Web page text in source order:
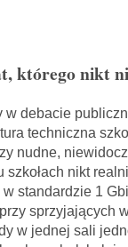
którego nikt
w debacie
techniczna
nudne,
szkołach nikt
standardzie 1
sprzyjających
w jednej sali